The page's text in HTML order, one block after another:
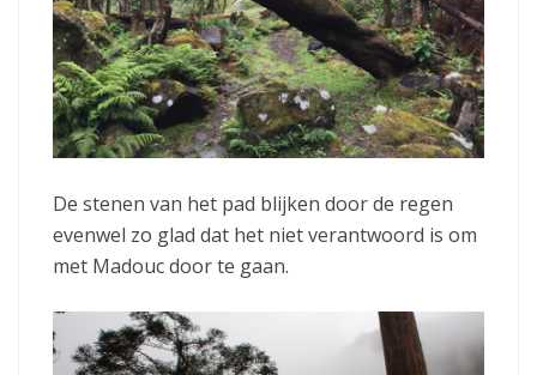
De stenen van het pad blijken door de regen
evenwel zo glad dat het niet verantwoord is om
met Madouc door te gaan.